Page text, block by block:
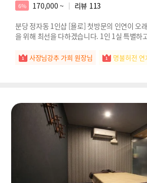
6% 170,000 ~ 리뷰 113
분당 정자동 1인샵 [욜로] 첫방문의 인연이 오
을 위해 최선을 다하겠습니다. 1인 1실 특별하
사장님강추 가희 원장님 명불허전 연